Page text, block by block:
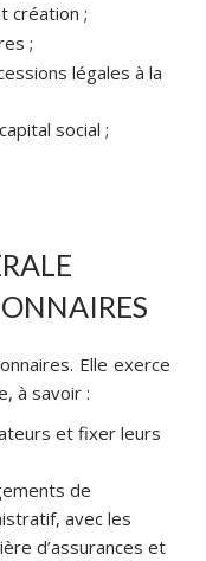
création ;
;
légales à la
social ;
Elle exerce
à savoir :
et fixer leurs
de
avec les
d’assurances et